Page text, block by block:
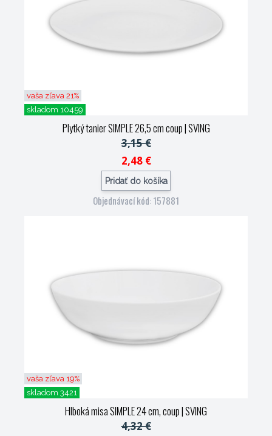
vaša zľava 21%
skladom 10459
Plytký tanier SIMPLE 26,5 cm coup| SVING
3,15 €
2,48 €
Pridať do košíka
Objednávací kód: 157881
vaša zľava 19%
skladom 3421
Hlboká misa SIMPLE 24 cm, coup| SVING
4,32 €